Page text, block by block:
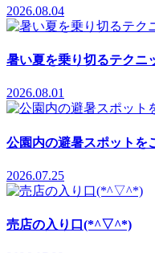
2026.08.04
暑い夏を乗り切るテクニ
2026.08.01
公園内の避暑スポットを
2026.07.25
売店の入り口(*^▽^*)